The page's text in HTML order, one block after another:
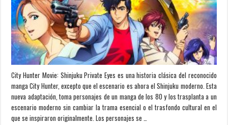
City Hunter Movie: Shinjuku Private Eyes es una historia clásica del reconocido
manga City Hunter, excepto que el escenario es ahora el Shinjuku moderno. Esta
nueva adaptación, toma personajes de un manga de los 80 y los trasplanta a un
escenario moderno sin cambiar la trama esencial o el trasfondo cultural en el
que se inspiraron originalmente. Los personajes se …